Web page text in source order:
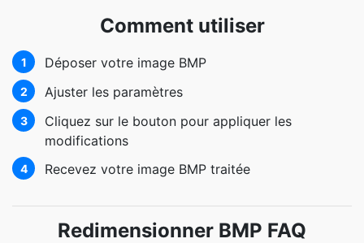
Comment utiliser
1 Déposer votre image BMP
2 Ajuster les paramètres
3
Cliquez sur le bouton pour appliquer les
modifications
4 Recevez votre image BMP traitée
Redimensionner BMP FAQ